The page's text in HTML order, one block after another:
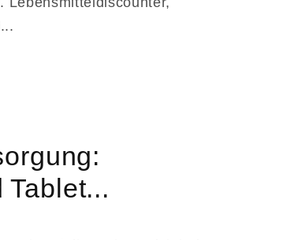
Tablet...